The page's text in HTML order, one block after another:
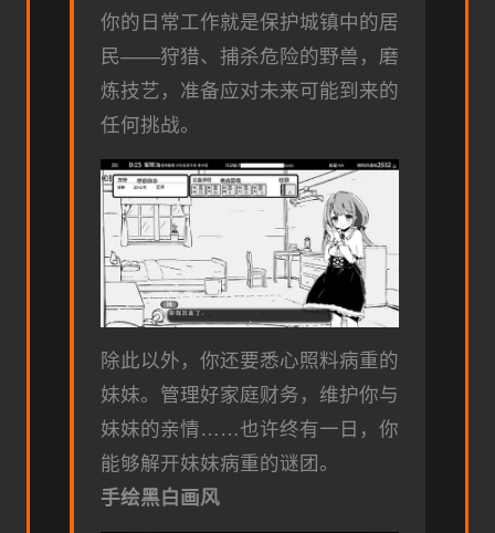
你的日常工作就是保护城镇中的居
民——狩猎、捕杀危险的野兽，磨
炼技艺，准备应对未来可能到来的
任何挑战。
除此以外，你还要悉心照料病重的
妹妹。管理好家庭财务，维护你与
妹妹的亲情……也许终有一日，你
能够解开妹妹病重的谜团。
手绘黑白画风